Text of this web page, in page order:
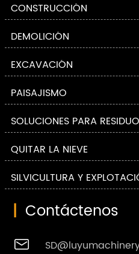
CONSTRUCCIÓN
DEMOLICIÓN
EXCAVACIÓN
PAISAJISMO
SOLUCIONES PARA
QUITAR LA NIEVE
SILVICULTURA Y
| Contáctenos
